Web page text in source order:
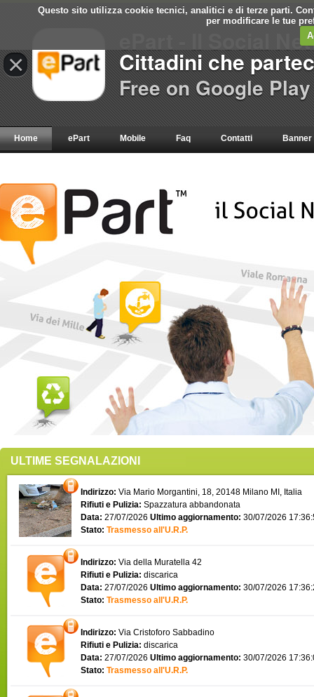
Questo sito utilizza cookie tecnici, analitici e di terze parti.
per modificare le tue
Home ePart Mobile Faq Contatti Banner
ULTIME SEGNALAZIONI
Indirizzo: Via Mario Morgantini, 18, 20148 Milano MI, Italia
Rifiuti e Pulizia: Spazzatura abbandonata
Data: 27/07/2026 Ultimo aggiornamento: 30/07/2026
Stato: Trasmesso all'U.R.P.
Indirizzo: Via della Muratella 42
Rifiuti e Pulizia: discarica
Data: 27/07/2026 Ultimo aggiornamento: 30/07/2026
Stato: Trasmesso all'U.R.P.
Indirizzo: Via Cristoforo Sabbadino
Rifiuti e Pulizia: discarica
Data: 27/07/2026 Ultimo aggiornamento: 30/07/2026
Stato: Trasmesso all'U.R.P.
×
ePart - Il Social
Cittadini che
Free on Google Play